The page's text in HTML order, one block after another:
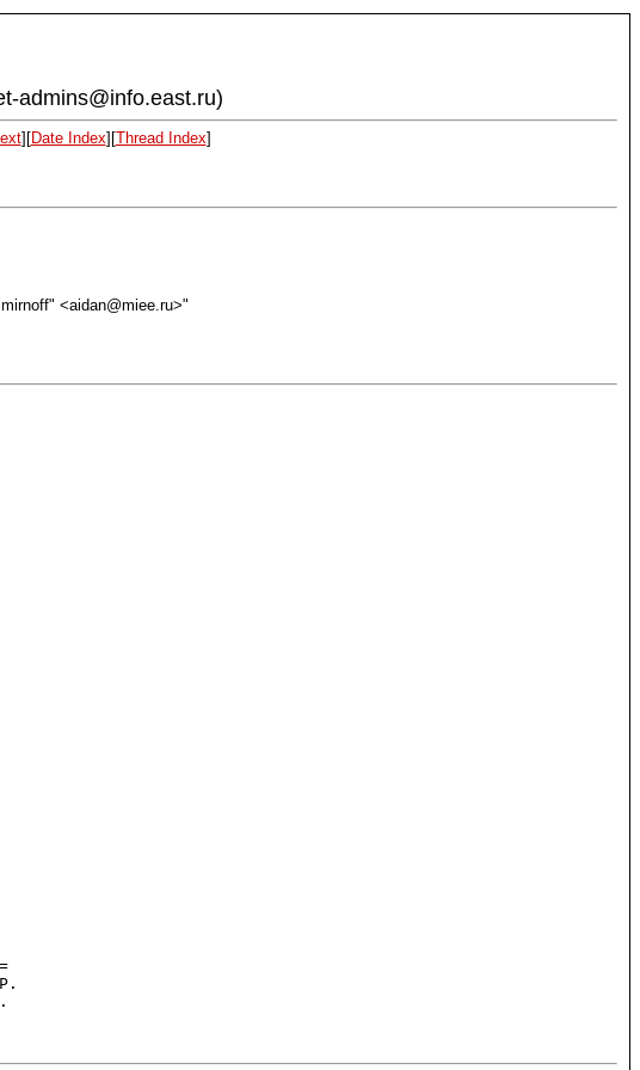
admins@info.east.ru)
][Date Index][Thread Index]
<aidan@miee.ru>"